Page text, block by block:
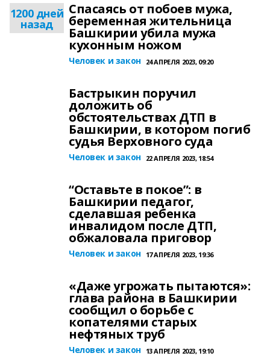
1200 дней
назад
Спасаясь от побоев мужа,
беременная жительница
Башкирии убила мужа
кухонным ножом
Человек и закон 24 АПРЕЛЯ 2023, 09:20
Бастрыкин поручил
доложить об
обстоятельствах ДТП в
Башкирии, в котором погиб
судья Верховного суда
Человек и закон 22 АПРЕЛЯ 2023, 18:54
“Оставьте в покое”: в
Башкирии педагог,
сделавшая ребенка
инвалидом после ДТП,
обжаловала приговор
Человек и закон 17 АПРЕЛЯ 2023, 19:36
«Даже угрожать пытаются»:
глава района в Башкирии
сообщил о борьбе с
копателями старых
нефтяных труб
Человек и закон 13 АПРЕЛЯ 2023, 19:10